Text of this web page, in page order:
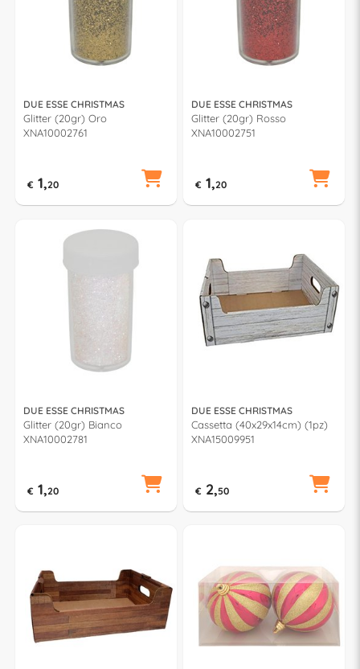
DUE ESSE CHRISTMAS
Glitter (20gr) Oro
XNA10002761
€ 1,20
DUE ESSE CHRISTMAS
Glitter (20gr) Rosso
XNA10002751
€ 1,20
DUE ESSE CHRISTMAS
Glitter (20gr) Bianco
XNA10002781
€ 1,20
DUE ESSE CHRISTMAS
Cassetta (40x29x14cm) (1pz)
XNA15009951
€ 2,50